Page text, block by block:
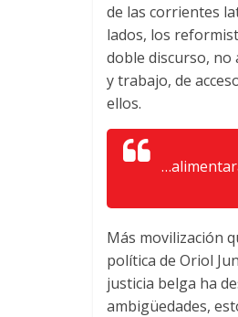
de las corrientes
lados, los
doble discurso, no
y trabajo, de
ellos.
Más movilización
política de Oriol
justicia belga ha
ambigüedades,